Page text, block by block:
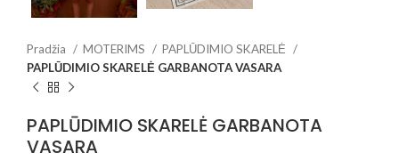
Pradžia MOTERIMS
PAPLŪDIMIO SKARELĖ
PAPLŪDIMIO SKARELĖ GARBANOTA VASARA
PAPLŪDIMIO SKARELĖ GARBANOTA
VASARA